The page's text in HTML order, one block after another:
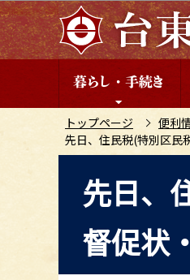
こ
の
ペ
トップページ 便利
先日、住民税(特別区民
ら
先日、
督促状